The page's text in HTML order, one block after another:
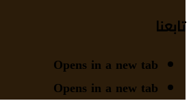
Opens in a new
Opens in a new